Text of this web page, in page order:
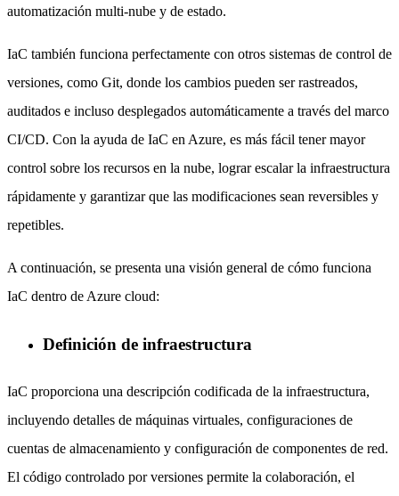
automatización multi-nube y de estado.
IaC también funciona perfectamente con otros sistemas de control de
versiones, como Git, donde los cambios pueden ser rastreados,
auditados e incluso desplegados automáticamente a través del marco
CI/CD. Con la ayuda de IaC en Azure, es más fácil tener mayor
control sobre los recursos en la nube, lograr escalar la infraestructura
rápidamente y garantizar que las modificaciones sean reversibles y
repetibles.
A continuación, se presenta una visión general de cómo funciona
IaC dentro de Azure cloud:
Definición de infraestructura
IaC proporciona una descripción codificada de la infraestructura,
incluyendo detalles de máquinas virtuales, configuraciones de
cuentas de almacenamiento y configuración de componentes de red.
El código controlado por versiones permite la colaboración, el